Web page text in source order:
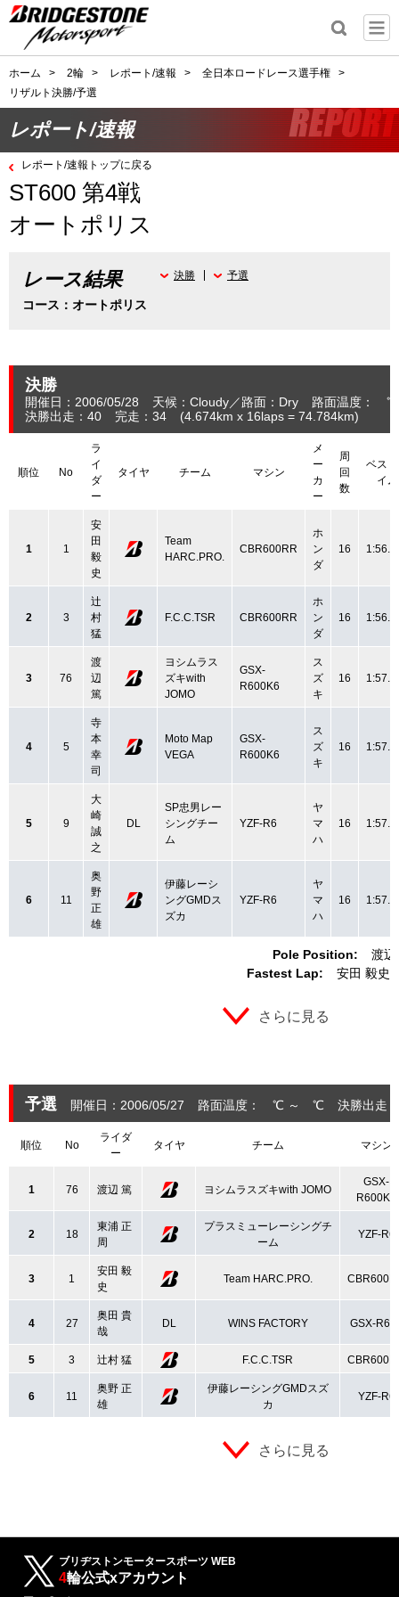
ホーム > 2輪 > レポート/速報 > 全日本ロードレース選手権
>
リザルト決勝/予選
レポート/速報
レポート/速報トップに戻る
ST600 第4戦
オートポリス
レース結果
コース：オートポリス
決勝 予選
決勝
開催日：2006/05/28 天候：Cloudy 路面：Dry
路面温度：
決勝出走：40
完走：34 (4.674km x 16laps = 74.784km)
順位 No
ラ
イ
ダ
ー
タイヤ チーム マシン
メ
ー
カ
ー
周
回
数
ベス
イム
Pole Position:
渡辺
Fastest Lap:
安田 毅史
1 1
安
田
毅
史
Team
HARC.PRO.
CBR600RR
ホ
ン
ダ
16
2 3
辻
村
猛
F.C.C.TSR CBR600RR
ホ
ン
ダ
16
3 76
渡
辺
篤
ヨシムラス
ズキwith
JOMO
GSX-
R600K6
ス
ズ
キ
16
4 5
寺
本
幸
司
Moto Map
VEGA
GSX-
R600K6
ス
ズ
キ
16
5 9
大
崎
誠
之
DL
SP忠男レー
シングチー
ム
YZF-R6
ヤ
マ
ハ
16
6 11
奥
野
正
雄
伊藤レーシ
ングGMDス
ズカ
YZF-R6
ヤ
マ
ハ
16
さらに見る
予選 開催日：2006/05/27 路面温度： ℃ ～ ℃ 決勝出走
順位 No
ライダ
ー
タイヤ チーム マシン
1 76 渡辺 篤 ヨシムラスズキwith JOMO
GSX-
R600K6
2 18
東浦 正
周
プラスミューレーシングチ
ーム
YZF-R6
3 1
安田 毅
史
Team HARC.PRO.
4 27
奥田 貴
哉
DL WINS FACTORY GSX-
5 3 辻村 猛 F.C.C.TSR
6 11
奥野 正
雄
伊藤レーシングGMDスズ
カ
YZF-R6
さらに見る
ブリヂストンモータースポーツ WEB
4輪公式xアカウント